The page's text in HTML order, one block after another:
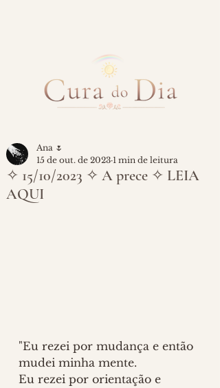
✧ 15/10/2023 ✧ A prece ✧ LEIA
AQUI
Ana 🌷
15 de out. de 2023 1 min de leitura
"Eu rezei por mudança e então
mudei minha mente.
Eu rezei por orientação e